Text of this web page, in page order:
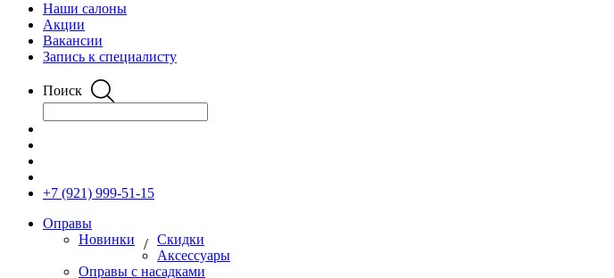
Наши салоны
Акции
Вакансии
Запись к специалисту
Поиск
+7 (921) 999-51-15
Оправы
Новинки
/ Скидки
Аксессуары
Оправы с насадками